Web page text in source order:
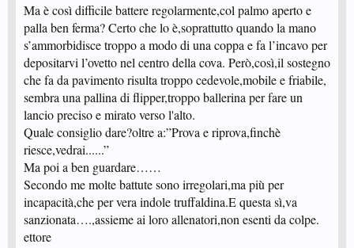
Ma è così difficile battere regolarmente,col palmo aperto e
palla ben ferma? Certo che lo è,soprattutto quando la mano
s’ammorbidisce troppo a modo di una coppa e fa l’incavo per
depositarvi l’ovetto nel centro della cova. Però,così,il sostegno
che fa da pavimento risulta troppo cedevole,mobile e friabile,
sembra una pallina di flipper,troppo ballerina per fare un
lancio preciso e mirato verso l'alto.
Quale consiglio dare?oltre a:”Prova e riprova,finchè
riesce,vedrai......”
Ma poi a ben guardare……
Secondo me molte battute sono irregolari,ma più per
incapacità,che per vera indole truffaldina.E questa sì,va
sanzionata….,assieme ai loro allenatori,non esenti da colpe.
ettore